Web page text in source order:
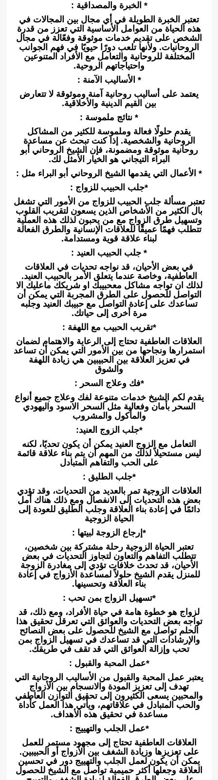
* الخبرة والمصداقية :
تعتبر الخبرة الطويلة في أي مجال بين المجالات في
هذه الحياة من العوامل الأساسية التي تعزز من قدرة
الشخص على تقديم خدمات موثوقة وفعّالة في مجال
الروحانيات. ولأنها تلعب دورًا حيويًا في فهم الجوانب
المختلفة للروحانية والتعامل مع الأفراد المتنوعين
واحتياجاتهم الروحية.
* الأساليب الآمنة :
يعتمد على أساليب روحانية آمنة وموثوقة لا تتعارض
بين القيم الدينية والأخلاقية.
* نتائج ملموسة :
يقدم حلولًا فعالة وملموسة للكثير من المشاكل
الروحانية والشخصية. إذا كنت تبحث عن مساعدة
روحانية موثوقة ومضمونة، فإن الشيخ الروحاني أبو
البراء التيجاني هو الخيار الأمثل لك.
* الأعمال التي يقدمها الشيخ الروحاني أبو البراء مثل :
*جلب الحبيب للزواج :
تعتبر مسألة جلب الحبيب للزواج من الأمور التي تشغل
بال الكثير من الأشخاص الذين يسعون لتقريب القلوب
وتسهيل طرق الزواج مع من يحبون لذلك هذه العملية
تتطلب فهمًا عميقًا للعلاقات الإنسانية والطرق الفعالة
لبناء علاقة قوية ومستدامة.
* جلب الحبيب العنيد :
في بعض الأحيان، قد نواجه تحديات في العلاقات
العاطفية، وخاصة عندما يتعلق الأمر بالحبيب العنيد.
لذلك ان تواجه مشاكل معحبيبك او شريكك ماعليك الا
التواصل للحصول على الطرق المجربة التي يمكن أن
تساعدك على إعادة التواصل مع حبيبك العنيد وجلبه
مرة أخرى إلى حياتك.
*تقريب الحبيب مع اللهفة :
العلاقات العاطفية تحتاج إلى الرعاية والاهتمام لضمان
استمرارها ونجاحها من بين الأمور التي يمكن أن تساعد
في تعزيز العلاقة بين الحبيبين هي زيادة اللهفة
والشوق
*فك وعلاج السحر :
يقدم لكم الشيخ خدمات متنوعة لفك وعلاج جميع أنواع
السحر بأمان وفعالية مثل السحر الاسود واليهودي
والمأكول والمشروب
*جلب الزوج العنيد:
التعامل مع الزوج العنيد يمكن أن يكون تحديًا، لكنه
ليس مستحيلاً لذلك من المهم أن يتم بناء علاقة قائمة
على الحب والتفاهم المتبادل
*جلب الطليق :
العلاقات الزوجية تمر بالعديد من التحديات، وقد تؤدي
بعض هذه التحديات إلى الانفصال ومع ذلك هناك أمل
دائمًا في إعادة بناء العلاقة وجلب الطليق للعودة إلى
الحياة الزوجية
*إرجاع الزوجة لبيتها :
تعتبر الحياة الزوجية رحلة مشتركة بين شخصين،
تتطلب التفاهم والتعاون لتجاوز التحديات في بعض
الأحيان، قد تحدث خلافات تؤدي إلى مغادرة الزوجة
للمنزل يقدم الشيخ حلولاً لمساعدة الأزواج في إعادة
بناء العلاقة وتحسينها.
*تسهيل الزواج بمن تحب :
لزواج هو خطوة هامة في حياة الأفراد، ومع ذلك، قد
تواجه بعض التحديات والعوائق التي تعرقل تحقيق هذا
الحلم تواصل مع الشيخ للحصول على بعض النصائح
والإرشادات التي قد تساعدك في تسهيل الزواج بمن
تحب وإزالة العوائق التي قد تقف في طريقك.
*عمل المحبة والقبول :
يعتبر عمل المحبة والقبول من الأساليب الروحانية التي
تهدف إلى تعزيز المودة والانسجام بين الأزواج
والمحبين يسعى الكثيرون إلى تحقيق التوازن العاطفي
والحب المتبادل في علاقاتهم، ويأتي هذا العمل كأداة
مساعدة في تحقيق هذه الأهداف.
*عمل الجلب والتهييج :
العلاقات العاطفية تحتاج إلى مجهود مستمر للعمل
على تعزيزها وزيادة الشغف بين الأزواج أو الحبيبين.
يمكن أن يكون لعمل الجلب والتهييج دور في تحسين
العلاقة وجعلها أكثر حميمية تواصل مع الشيخ للحصول